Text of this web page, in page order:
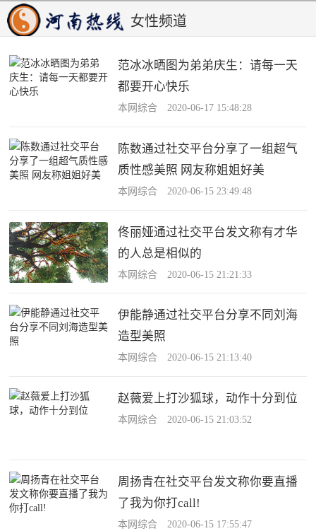
女性频道
范冰冰晒图为弟弟庆生：请每一天
都要开心快乐
本网综合 2020-06-17 15:48:28
陈数通过社交平台分享了一组超气
质性感美照 网友称姐姐好美
本网综合 2020-06-15 23:49:48
佟丽娅通过社交平台发文称有才华
的人总是相似的
本网综合 2020-06-15 21:21:33
伊能静通过社交平台分享不同刘海
造型美照
本网综合 2020-06-15 21:13:40
赵薇爱上打沙狐球，动作十分到位
本网综合 2020-06-15 21:03:52
周扬青在社交平台发文称你要直播
了我为你打call!
本网综合 2020-06-15 17:55:47